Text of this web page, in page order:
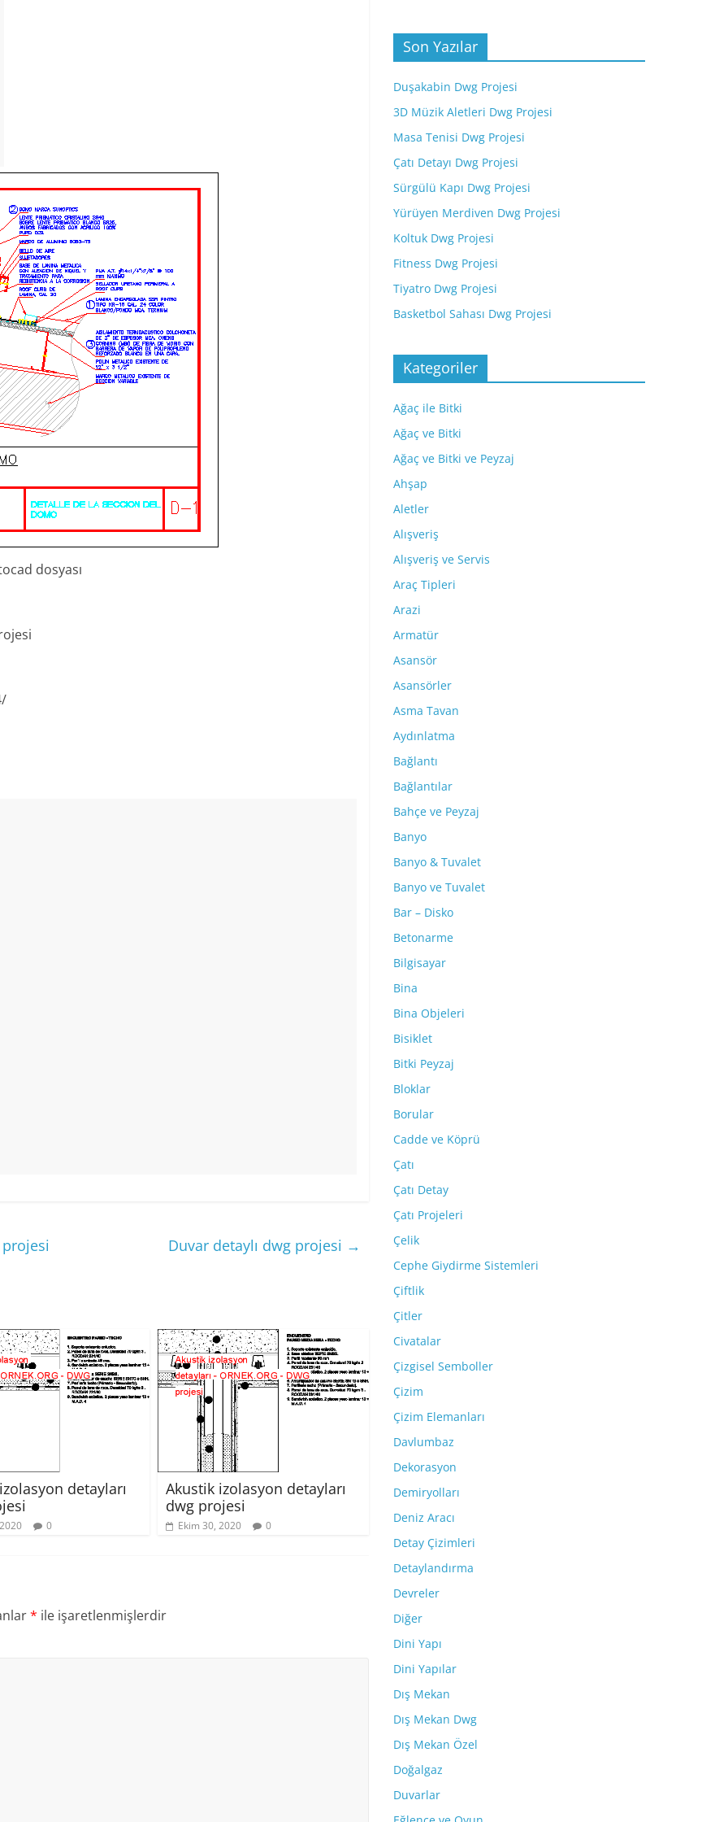
dosyası
Duvar detaylı dwg projesi →
detayları
0
Akustik izolasyon detayları
dwg projesi
Ekim 30, 2020 0
* ile işaretlenmişlerdir
Son Yazılar
Duşakabin Dwg Projesi
3D Müzik Aletleri Dwg Projesi
Masa Tenisi Dwg Projesi
Çatı Detayı Dwg Projesi
Sürgülü Kapı Dwg Projesi
Yürüyen Merdiven Dwg Projesi
Koltuk Dwg Projesi
Fitness Dwg Projesi
Tiyatro Dwg Projesi
Basketbol Sahası Dwg Projesi
Kategoriler
Ağaç ile Bitki
Ağaç ve Bitki
Ağaç ve Bitki ve Peyzaj
Ahşap
Aletler
Alışveriş
Alışveriş ve Servis
Araç Tipleri
Arazi
Armatür
Asansör
Asansörler
Asma Tavan
Aydınlatma
Bağlantı
Bağlantılar
Bahçe ve Peyzaj
Banyo
Banyo & Tuvalet
Banyo ve Tuvalet
Bar – Disko
Betonarme
Bilgisayar
Bina
Bina Objeleri
Bisiklet
Bitki Peyzaj
Bloklar
Borular
Cadde ve Köprü
Çatı
Çatı Detay
Çatı Projeleri
Çelik
Cephe Giydirme Sistemleri
Çiftlik
Çitler
Civatalar
Çizgisel Semboller
Çizim
Çizim Elemanları
Davlumbaz
Dekorasyon
Demiryolları
Deniz Aracı
Detay Çizimleri
Detaylandırma
Devreler
Diğer
Dini Yapı
Dini Yapılar
Dış Mekan
Dış Mekan Dwg
Dış Mekan Özel
Doğalgaz
Duvarlar